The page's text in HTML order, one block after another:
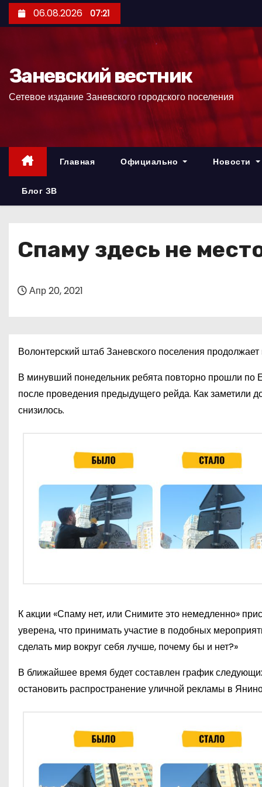
е
р
06.08.2026 07:21
Заневский вестник
Сетевое издание Заневского городского поселения
Главная Официально Новости
Блог ЗВ
Спаму здесь не
Апр 20, 2021
Волонтерский штаб Заневского поселения
В минувший понедельник ребята повторно прошли по
после проведения предыдущего рейда. Как заметили
снизилось.
К акции «Спаму нет, или Снимите это немедленно»
уверена, что принимать участие в подобных
сделать мир вокруг себя лучше, почему бы и нет?»
В ближайшее время будет составлен график
остановить распространение уличной рекламы в